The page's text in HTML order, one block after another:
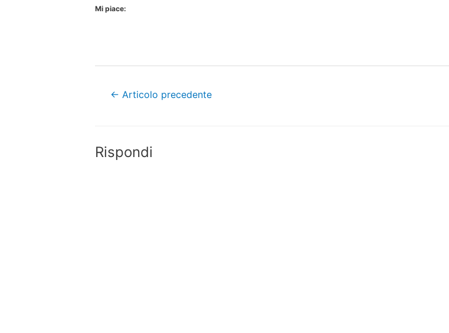
Mi piace:
Navigazione
← Articolo precedente
Rispondi